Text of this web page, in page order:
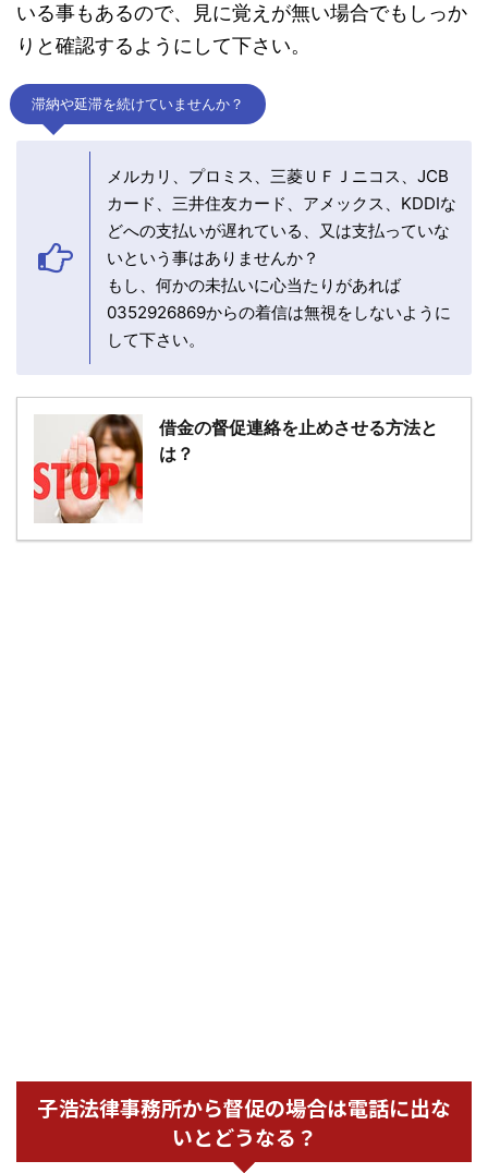
いる事もあるので、見に覚えが無い場合でもしっか
りと確認するようにして下さい。
滞納や延滞を続けていませんか？
メルカリ、プロミス、三菱ＵＦＪニコス、JCB
カード、三井住友カード、アメックス、KDDIな
どへの支払いが遅れている、又は支払っていな
いという事はありませんか？
もし、何かの未払いに心当たりがあれば
0352926869からの着信は無視をしないように
して下さい。
借金の督促連絡を止めさせる方法と
は？
子浩法律事務所から督促の場合は電話に出な
いとどうなる？